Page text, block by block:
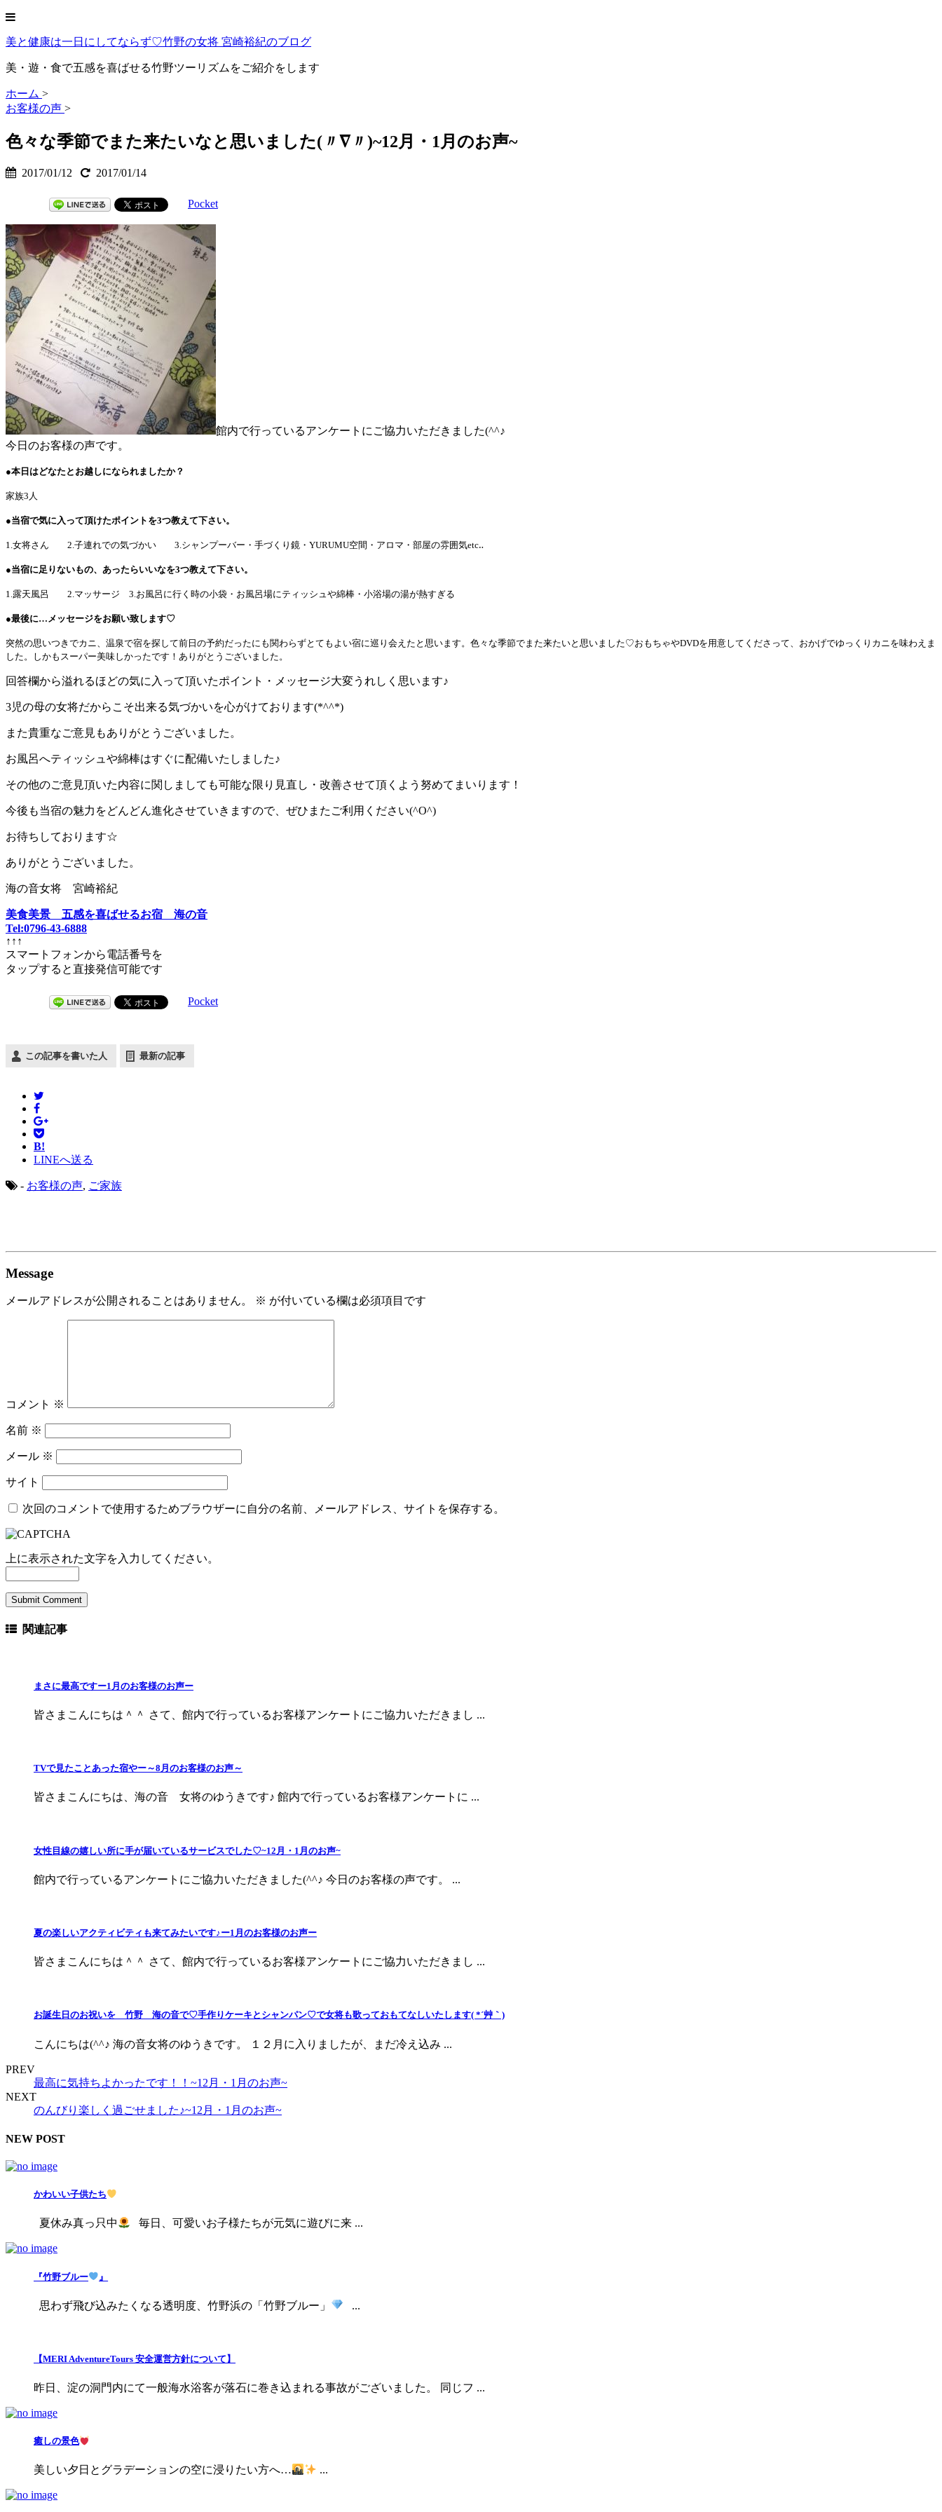
美と健康は一日にしてならず♡竹野の女将 宮崎裕紀のブログ
美・遊・食で五感を喜ばせる竹野ツーリズムをご紹介をします
ホーム >
お客様の声 >
色々な季節でまた来たいなと思いました(〃∇〃)~12月・1月のお声~
2017/01/12 2017/01/14
Pocket
館内で行っているアンケートにご協力いただきました(^^♪
今日のお客様の声です。
●本日はどなたとお越しになられましたか？
家族3人
●当宿で気に入って頂けたポイントを3つ教えて下さい。
1.女将さん 2.子連れでの気づかい 3.シャンプーバー・手づくり鏡・YURUMU空間・アロマ・部屋の雰囲気etc‥
●当宿に足りないもの、あったらいいなを3つ教えて下さい。
1.露天風呂 2.マッサージ 3.お風呂に行く時の小袋・お風呂場にティッシュや綿棒・小浴場の湯が熱すぎる
●最後に…メッセージをお願い致します♡
突然の思いつきでカニ、温泉で宿を探して前日の予約だったにも関わらずとてもよい宿に巡り会えたと思います。色々な季節でまた来たいと思いました♡おもちゃやDVDを用意してくださって、おかげでゆっくりカニを味わえま
した。しかもスーパー美味しかったです！ありがとうございました。
回答欄から溢れるほどの気に入って頂いたポイント・メッセージ大変うれしく思います♪
3児の母の女将だからこそ出来る気づかいを心がけております(*^^*)
また貴重なご意見もありがとうございました。
お風呂へティッシュや綿棒はすぐに配備いたしました♪
その他のご意見頂いた内容に関しましても可能な限り見直し・改善させて頂くよう努めてまいります！
今後も当宿の魅力をどんどん進化させていきますので、ぜひまたご利用ください(^O^)
お待ちしております☆
ありがとうございました。
海の音女将 宮崎裕紀
美食美景 五感を喜ばせるお宿 海の音
Tel:0796-43-6888
↑↑↑
スマートフォンから電話番号を
タップすると直接発信可能です
Pocket
この記事を書いた人 最新の記事
B!
LINEへ送る
- お客様の声, ご家族
Message
メールアドレスが公開されることはありません。 ※ が付いている欄は必須項目です
コメント ※
名前 ※
メール ※
サイト
次回のコメントで使用するためブラウザーに自分の名前、メールアドレス、サイトを保存する。
上に表示された文字を入力してください。
関連記事
まさに最高ですー1月のお客様のお声ー
皆さまこんにちは＾＾ さて、館内で行っているお客様アンケートにご協力いただきまし ...
TVで見たことあった宿やー～8月のお客様のお声～
皆さまこんにちは、海の音 女将のゆうきです♪ 館内で行っているお客様アンケートに ...
女性目線の嬉しい所に手が届いているサービスでした♡~12月・1月のお声~
館内で行っているアンケートにご協力いただきました(^^♪ 今日のお客様の声です。 ...
夏の楽しいアクティビティも来てみたいです♪ー1月のお客様のお声ー
皆さまこんにちは＾＾ さて、館内で行っているお客様アンケートにご協力いただきまし ...
お誕生日のお祝いを 竹野 海の音で♡手作りケーキとシャンパン♡で女将も歌っておもてなしいたします( *´艸｀)
こんにちは(^^♪ 海の音女将のゆうきです。 １２月に入りましたが、まだ冷え込み ...
PREV
最高に気持ちよかったです！！~12月・1月のお声~
NEXT
のんびり楽しく過ごせました♪~12月・1月のお声~
NEW POST
かわいい子供たち
夏休み真っ只中 毎日、可愛いお子様たちが元気に遊びに来 ...
『竹野ブルー 』
思わず飛び込みたくなる透明度、竹野浜の「竹野ブルー」 ...
【MERI AdventureTours 安全運営方針について】
昨日、淀の洞門内にて一般海水浴客が落石に巻き込まれる事故がございました。 同じフ ...
癒しの景色
美しい夕日とグラデーションの空に浸りたい方へ… ...